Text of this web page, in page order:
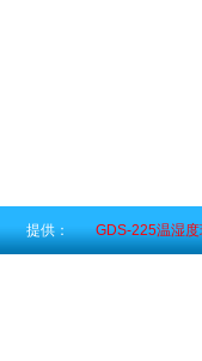
提供： GDS-225温湿